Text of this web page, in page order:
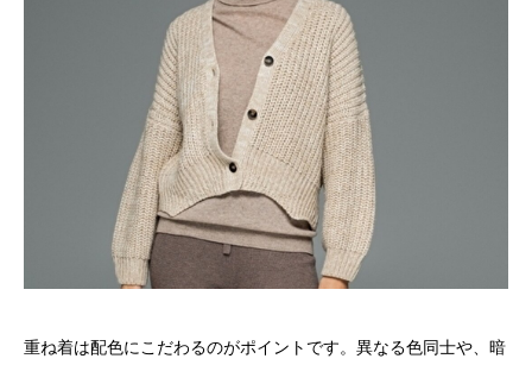
重ね着は配色にこだわるのがポイントです。異なる色同士や、暗